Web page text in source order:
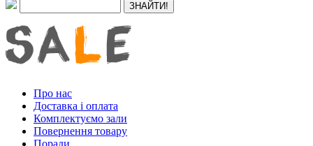
Про нас
Доставка і оплата
Комплектуємо зали
Повернення товару
Поради